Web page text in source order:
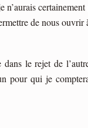
de nous ouvrir
le rejet de
pour qui je